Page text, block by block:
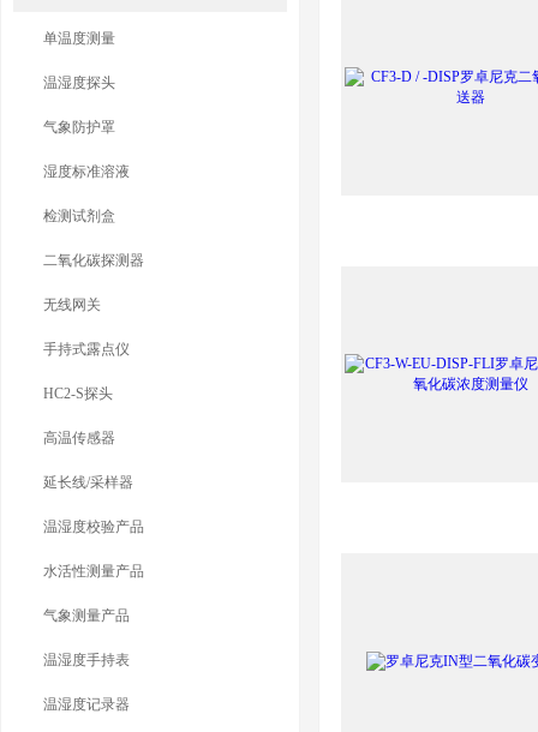
单温度测量
温湿度探头
气象防护罩
湿度标准溶液
检测试剂盒
二氧化碳探测器
无线网关
手持式露点仪
HC2-S探头
高温传感器
延长线/采样器
温湿度校验产品
水活性测量产品
气象测量产品
温湿度手持表
温湿度记录器